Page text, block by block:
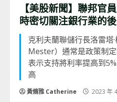
【美股新聞】聯邦官
時密切關注銀行業的
克利夫蘭聯儲行長洛雷塔
Mester）通常是政策制
表示支持將利率提高到
高
黃脩雅 Catherine 2023 年